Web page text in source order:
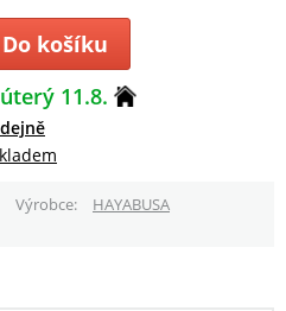
Do košíku
11.8.
Výrobce
HAYABUSA